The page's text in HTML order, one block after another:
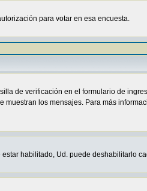
para votar en esa encuesta.
de verificación en el formulario de
muestran los mensajes. Para más
habilitado, Ud. puede deshabilitarlo